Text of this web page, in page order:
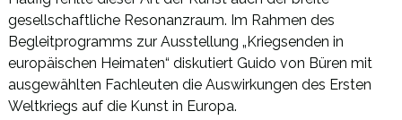
gesellschaftliche Resonanzraum. Im Rahmen des
Begleitprogramms zur Ausstellung „Kriegsenden in
europäischen Heimaten“ diskutiert Guido von Büren mit
ausgewählten Fachleuten die Auswirkungen des Ersten
Weltkriegs auf die Kunst in Europa.